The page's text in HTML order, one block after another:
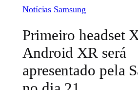
Notícias Samsung
Primeiro headset
Android XR será
apresentado pela